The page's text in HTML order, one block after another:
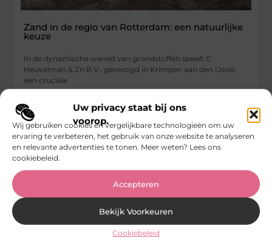
Uw privacy staat bij ons
voorop.
Wij gebruiken cookies en vergelijkbare technologieën om uw
ervaring te verbeteren, het gebruik van onze website te analyseren
en relevante advertenties te tonen. Meer weten? Lees ons
cookiebeleid.
Accepteren
Bekijk Voorkeuren
Cookiebeleid
Zand in de regio van Rotterdam: een natuurlijke
keuze
In de dynamische wereld van grondstoffen speelt C
Heuvelman & Zn B.V., gevestigd in Krimpen aan den IJssel,
een cruciale